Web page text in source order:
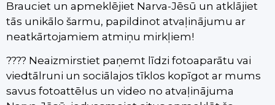
Brauciet un apmeklējiet Narva-Jēsū un atklājiet
tās unikālo šarmu, papildinot atvaļinājumu ar
neatkārtojamiem atmiņu mirkļiem!
???? Neaizmirstiet paņemt līdzi fotoaparātu vai
viedtālruni un sociālajos tīklos kopīgot ar mums
savus fotoattēlus un video no atvaļinājuma